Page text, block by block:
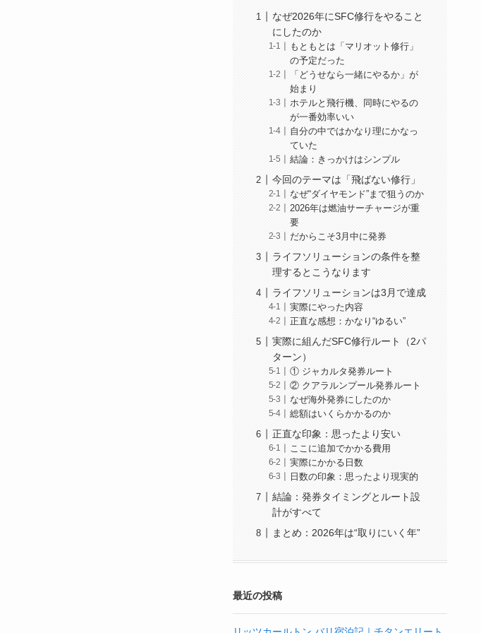
なぜ2026年にSFC修行をやること
にしたのか
もともとは「マリオット修行」
の予定だった
「どうせなら一緒にやるか」が
始まり
ホテルと飛行機、同時にやるの
が一番効率いい
自分の中ではかなり理にかなっ
ていた
結論：きっかけはシンプル
今回のテーマは「飛ばない修行」
なぜ“ダイヤモンド”まで狙うのか
2026年は燃油サーチャージが重
要
だからこそ3月中に発券
ライフソリューションの条件を整
理するとこうなります
ライフソリューションは3月で達成
実際にやった内容
正直な感想：かなり“ゆるい”
実際に組んだSFC修行ルート（2パ
ターン）
① ジャカルタ発券ルート
② クアラルンプール発券ルート
なぜ海外発券にしたのか
総額はいくらかかるのか
正直な印象：思ったより安い
ここに追加でかかる費用
実際にかかる日数
日数の印象：思ったより現実的
結論：発券タイミングとルート設
計がすべて
まとめ：2026年は“取りにいく年”
最近の投稿